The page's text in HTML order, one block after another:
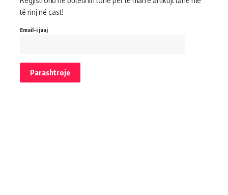
të rinj në çast!
Email-i juaj